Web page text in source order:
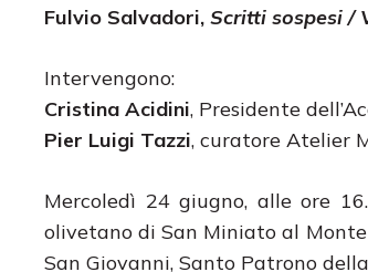
Fulvio Salvadori, Scritti sospesi /
Intervengono:
Cristina Acidini, Presidente
Pier Luigi Tazzi, curatore Atelier
Mercoledì 24 giugno, alle ore
olivetano di San Miniato al
San Giovanni, Santo Patrono